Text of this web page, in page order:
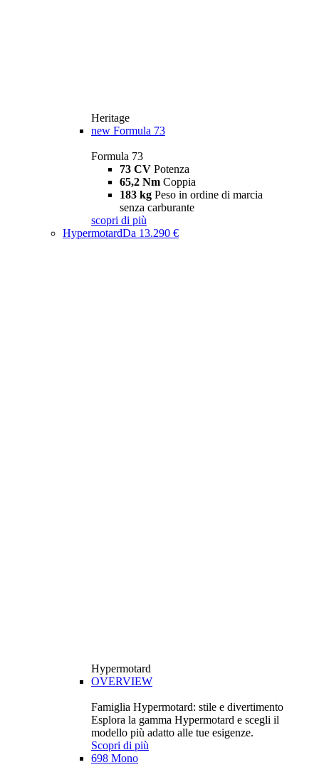
Heritage
new Formula 73
Formula 73
73 CV Potenza
65,2 Nm Coppia
183 kg Peso in ordine di marcia
senza carburante
scopri di più
HypermotardDa 13.290 €
Hypermotard
OVERVIEW
Famiglia Hypermotard: stile e divertimento
Esplora la gamma Hypermotard e scegli il
modello più adatto alle tue esigenze.
Scopri di più
698 Mono